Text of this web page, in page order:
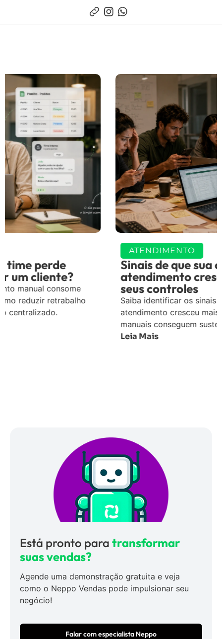
Sinais de que sua operação de
atendimento cresceu mais do que
seus controles
Saiba identificar os sinais de que sua operação de
atendimento cresceu mais do que os controles
manuais conseguem sustentar.
Está pronto para transformar
suas vendas?
Agende uma demonstração gratuita e veja
como o Neppo Vendas pode impulsionar seu
negócio!
Falar com especialista Neppo